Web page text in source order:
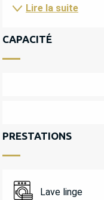
Lire la suite
CAPACITÉ
PRESTATIONS
Lave linge